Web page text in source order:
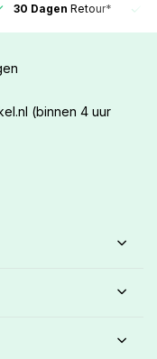
30 Dagen Retour*
(binnen 4 uur